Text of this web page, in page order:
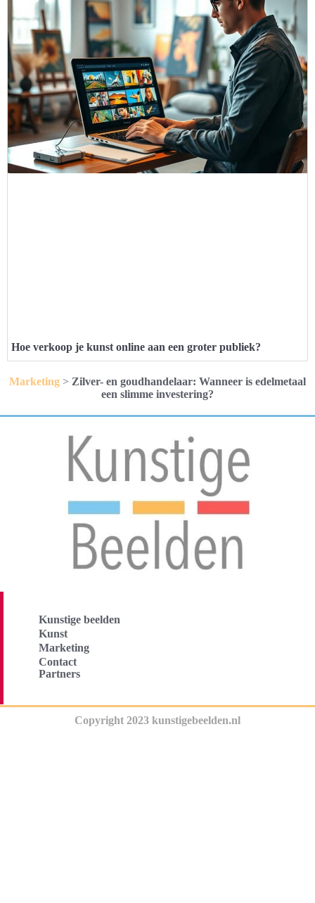
Hoe verkoop je kunst online aan een groter publiek?
Marketing > Zilver- en goudhandelaar: Wanneer is edelmetaal
een slimme investering?
Kunstige beelden
Kunst
Marketing
Contact
Partners
Copyright 2023 kunstigebeelden.nl